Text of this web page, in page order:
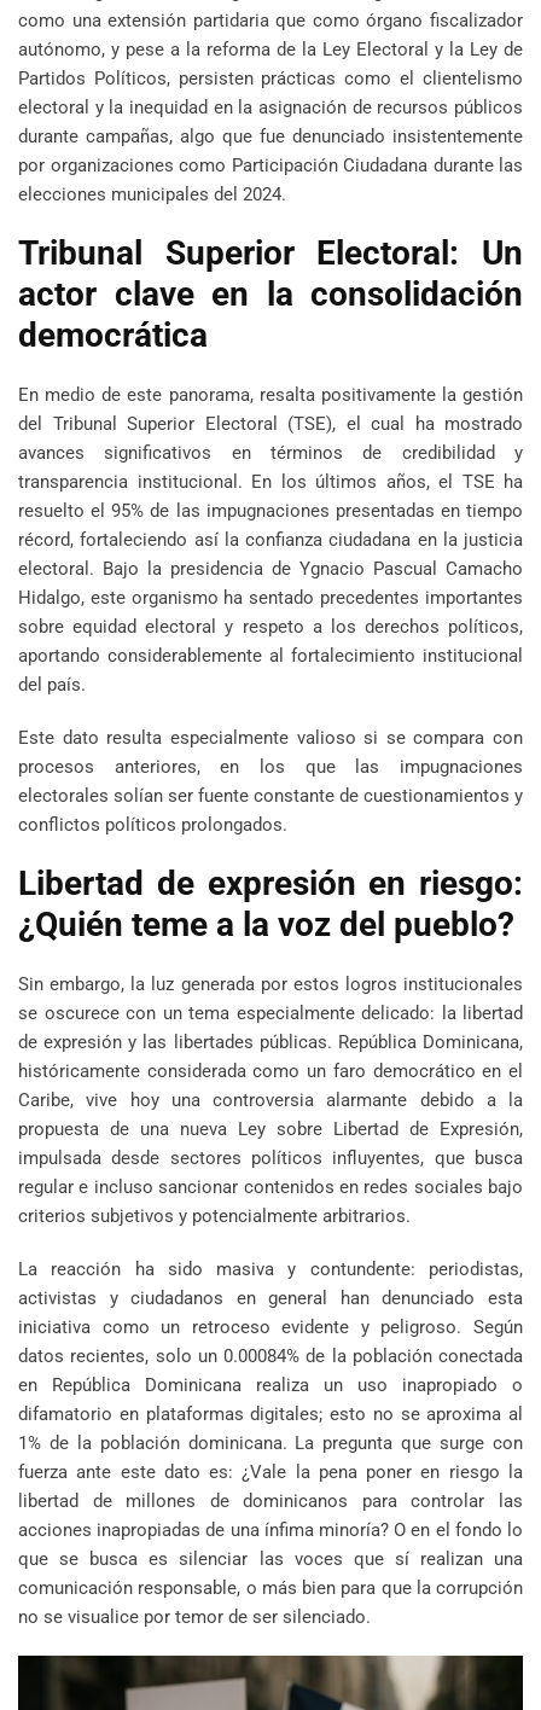
como una extensión partidaria que como órgano fiscalizador
autónomo, y pese a la reforma de la Ley Electoral y la Ley de
Partidos Políticos, persisten prácticas como el clientelismo
electoral y la inequidad en la asignación de recursos públicos
durante campañas, algo que fue denunciado insistentemente
por organizaciones como Participación Ciudadana durante las
elecciones municipales del 2024.
Tribunal Superior Electoral: Un
actor clave en la consolidación
democrática
En medio de este panorama, resalta positivamente la gestión
del Tribunal Superior Electoral (TSE), el cual ha mostrado
avances significativos en términos de credibilidad y
transparencia institucional. En los últimos años, el TSE ha
resuelto el 95% de las impugnaciones presentadas en tiempo
récord, fortaleciendo así la confianza ciudadana en la justicia
electoral. Bajo la presidencia de Ygnacio Pascual Camacho
Hidalgo, este organismo ha sentado precedentes importantes
sobre equidad electoral y respeto a los derechos políticos,
aportando considerablemente al fortalecimiento institucional
del país.
Este dato resulta especialmente valioso si se compara con
procesos anteriores, en los que las impugnaciones
electorales solían ser fuente constante de cuestionamientos y
conflictos políticos prolongados.
Libertad de expresión en riesgo:
¿Quién teme a la voz del pueblo?
Sin embargo, la luz generada por estos logros institucionales
se oscurece con un tema especialmente delicado: la libertad
de expresión y las libertades públicas. República Dominicana,
históricamente considerada como un faro democrático en el
Caribe, vive hoy una controversia alarmante debido a la
propuesta de una nueva Ley sobre Libertad de Expresión,
impulsada desde sectores políticos influyentes, que busca
regular e incluso sancionar contenidos en redes sociales bajo
criterios subjetivos y potencialmente arbitrarios.
La reacción ha sido masiva y contundente: periodistas,
activistas y ciudadanos en general han denunciado esta
iniciativa como un retroceso evidente y peligroso. Según
datos recientes, solo un 0.00084% de la población conectada
en República Dominicana realiza un uso inapropiado o
difamatorio en plataformas digitales; esto no se aproxima al
1% de la población dominicana. La pregunta que surge con
fuerza ante este dato es: ¿Vale la pena poner en riesgo la
libertad de millones de dominicanos para controlar las
acciones inapropiadas de una ínfima minoría? O en el fondo lo
que se busca es silenciar las voces que sí realizan una
comunicación responsable, o más bien para que la corrupción
no se visualice por temor de ser silenciado.